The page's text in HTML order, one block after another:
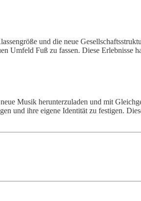
und die neue
Umfeld Fuß zu fassen. Diese Erlebnisse
Musik herunterzuladen und mit
und ihre eigene Identität zu festigen.